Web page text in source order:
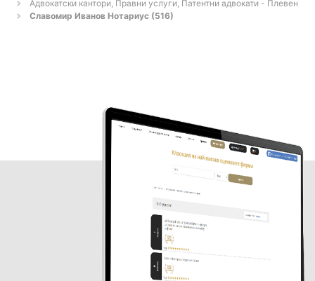
Адвокатски кантори, Правни услуги, Патентни адвокати - Плевен
Славомир Иванов Нотариус (516)